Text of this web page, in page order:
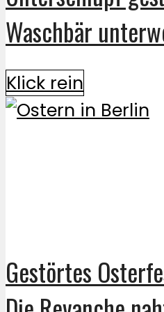
Waschbär
Klick rein
Gestörtes